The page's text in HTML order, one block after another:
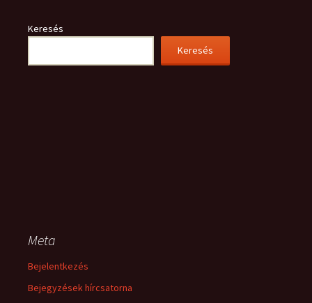
Keresés
Keresés
Meta
Bejelentkezés
Bejegyzések hírcsatorna